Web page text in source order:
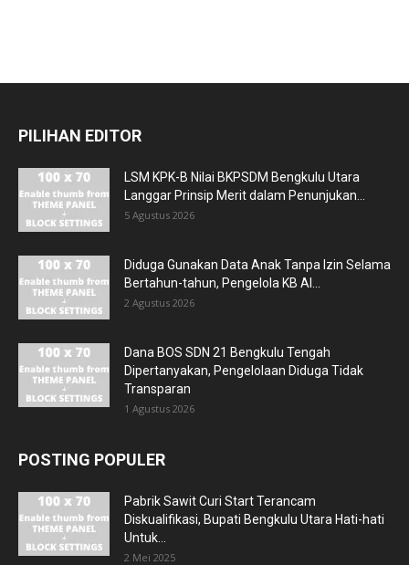
PILIHAN EDITOR
LSM KPK-B Nilai BKPSDM Bengkulu Utara
Langgar Prinsip Merit dalam Penunjukan...
5 Agustus 2026
Diduga Gunakan Data Anak Tanpa Izin Selama
Bertahun-tahun, Pengelola KB Al...
2 Agustus 2026
Dana BOS SDN 21 Bengkulu Tengah
Dipertanyakan, Pengelolaan Diduga Tidak
Transparan
1 Agustus 2026
POSTING POPULER
Pabrik Sawit Curi Start Terancam
Diskualifikasi, Bupati Bengkulu Utara Hati-hati
Untuk...
2 Mei 2025